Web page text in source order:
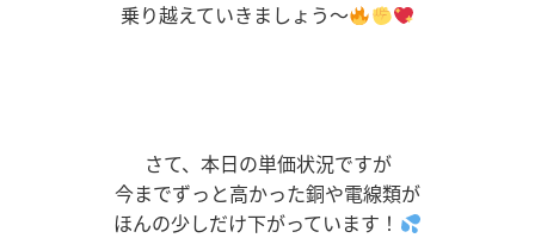
乗り越えていきましょう～
さて、本日の単価状況ですが
今までずっと高かった銅や電線類が
ほんの少しだけ下がっています！